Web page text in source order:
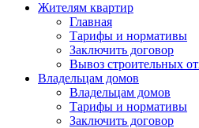
Жителям квартир
Главная
Тарифы и нормативы
Заключить договор
Вывоз строительных
Владельцам домов
Владельцам домов
Тарифы и нормативы
Заключить договор